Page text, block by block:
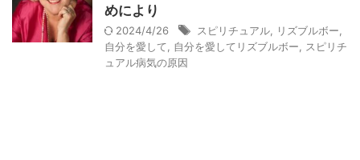
めにより
2024/4/26 スピリチュアル リズブルボー
自分を愛して
自分を愛してリズブルボー
スピリチ
ュアル病気の原因